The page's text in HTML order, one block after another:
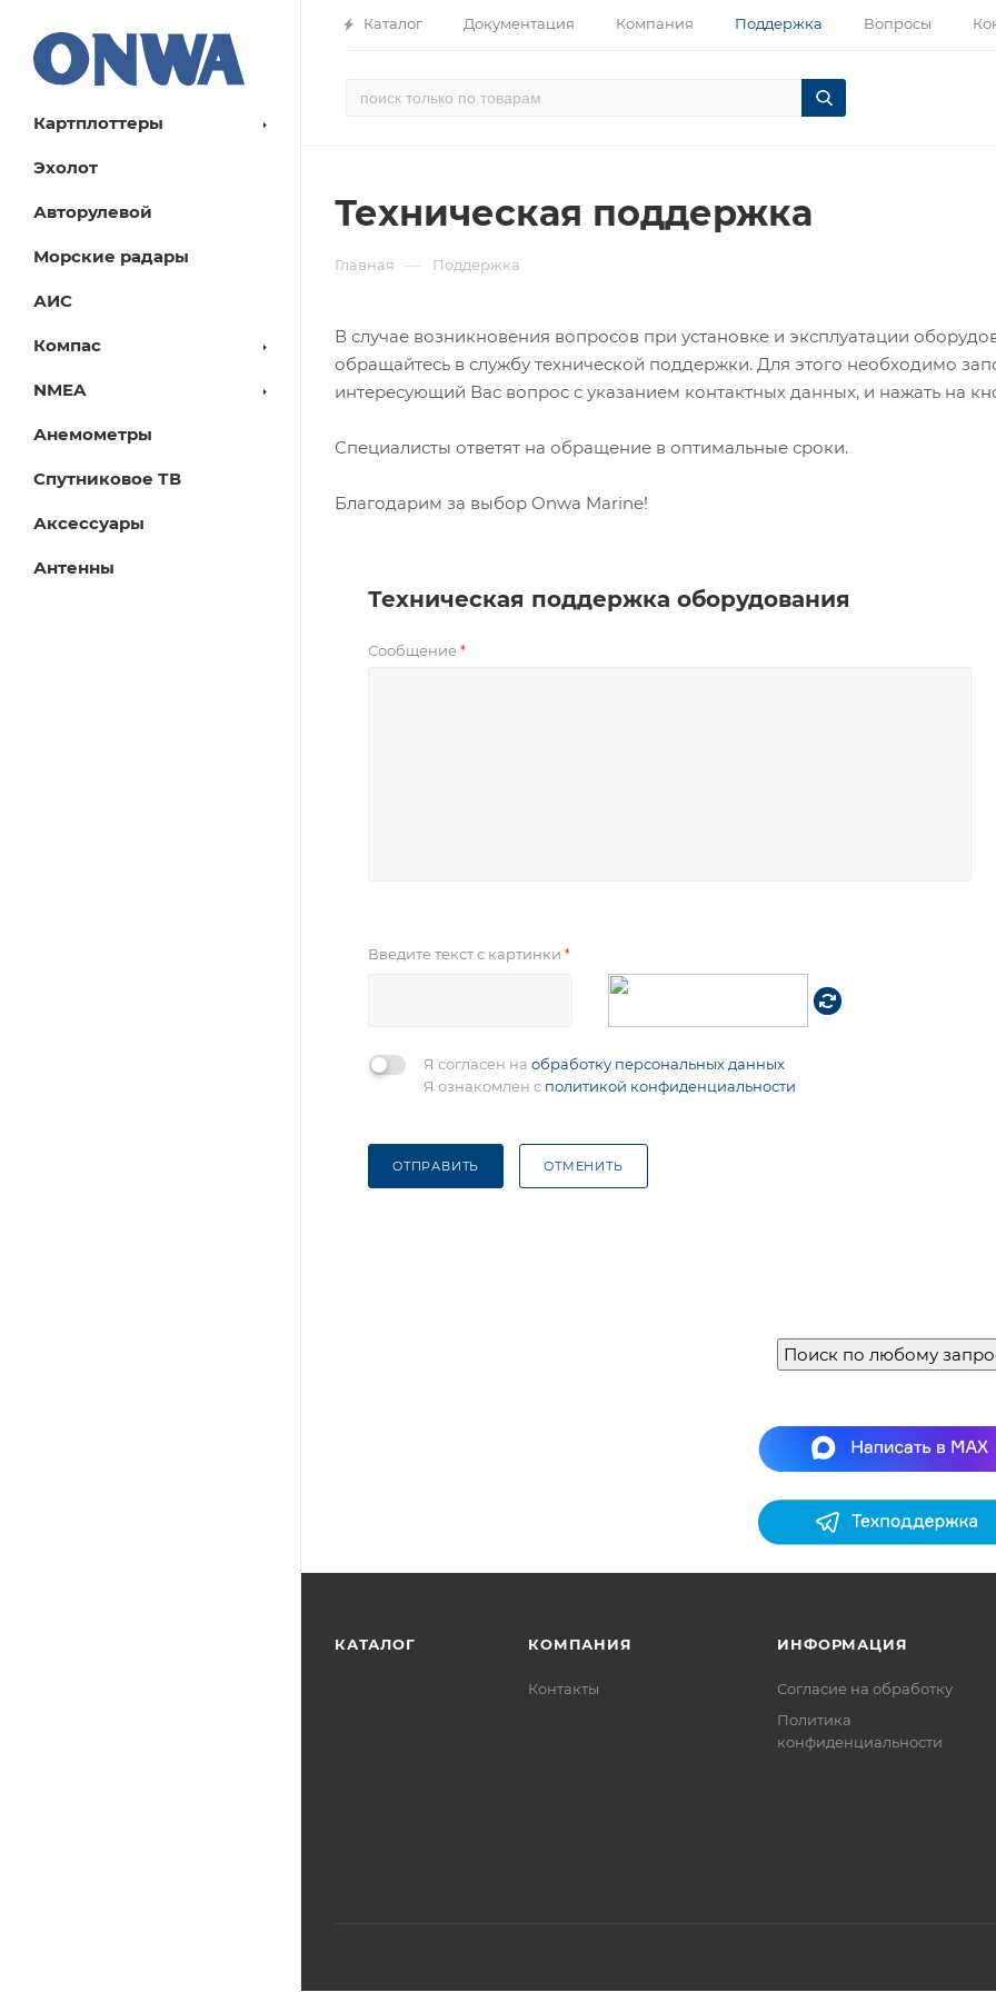
Каталог Документация Компания Поддержка Вопросы
Картплоттеры
Эхолот
Авторулевой
Морские радары
АИС
Компас
NMEA
Анемометры
Спутниковое ТВ
Аксессуары
Антенны
Техническая поддержка
Главная — Поддержка
В случае возникновения вопросов при установке и эксплуатации
обращайтесь в службу технической поддержки. Для этого необходимо
интересующий Вас вопрос с указанием контактных данных, и нажать на
Специалисты ответят на обращение в оптимальные сроки.
Благодарим за выбор Onwa Marine!
Техническая поддержка оборудования
Сообщение *
Введите текст с картинки *
Я согласен на обработку персональных данных
Я ознакомлен с политикой конфиденциальности
ОТПРАВИТЬ ОТМЕНИТЬ
Поиск по любому
КАТАЛОГ КОМПАНИЯ
Контакты
ИНФОРМАЦИЯ
Согласие на обработку
Политика
конфиденциальности